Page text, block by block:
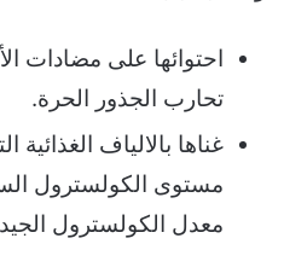
احتوائها على مضادات
تحارب الجذور الحرة.
غناها بالالياف
مستوى الكولسترول
معدل الكولسترول